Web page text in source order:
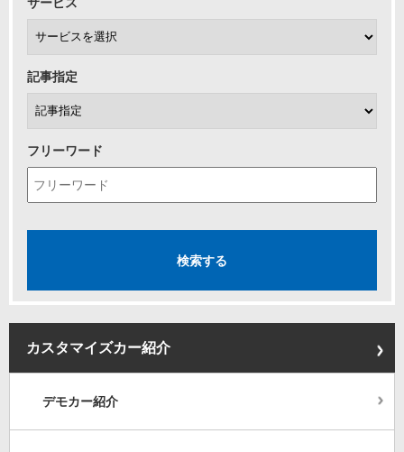
記事指定
フリーワード
カスタマイズカー紹介
デモカー紹介